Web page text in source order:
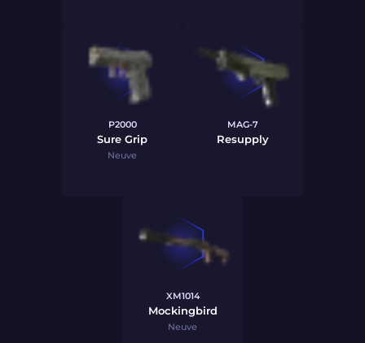
P2000
Sure Grip
Neuve
MAG-7
Resupply
XM1014
Mockingbird
Neuve